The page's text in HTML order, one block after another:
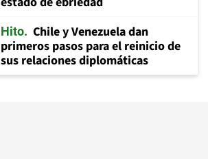
Hito
Chile y Venezuela dan
primeros pasos para el reinicio de
sus relaciones diplomáticas